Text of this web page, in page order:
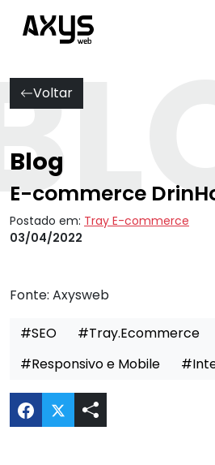
Voltar
Blog
E-commerce
Postado em: Tray E-commerce
03/04/2022
Fonte: Axysweb
#SEO #Tray.Ecommerce
#Responsivo e Mobile
Compartilhar E-